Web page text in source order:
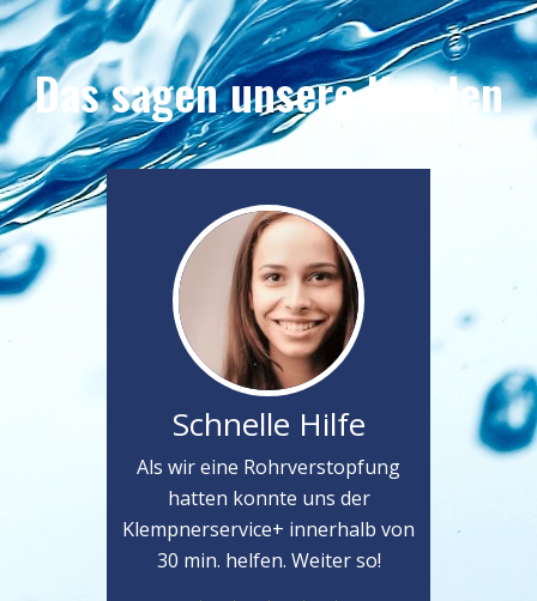
Das sagen unsere Kunden
Schnelle Hilfe
Als wir eine Rohrverstopfung
hatten konnte uns der
Klempnerservice+ innerhalb von
30 min. helfen. Weiter so!